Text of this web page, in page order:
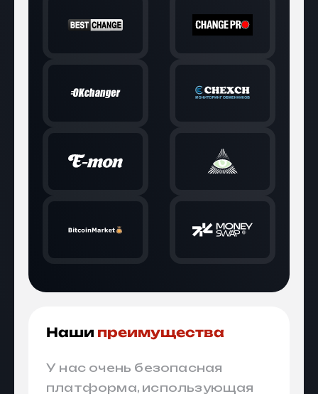
Наши преимущества
У нас очень безопасная
платформа, использующая